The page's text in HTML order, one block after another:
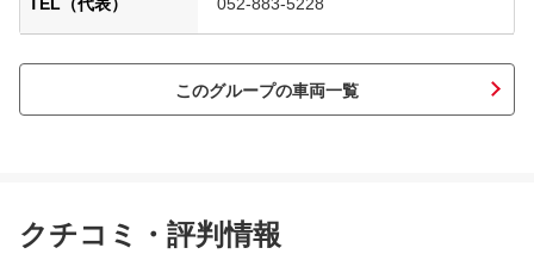
このグループの車両一覧
クチコミ・評判情報